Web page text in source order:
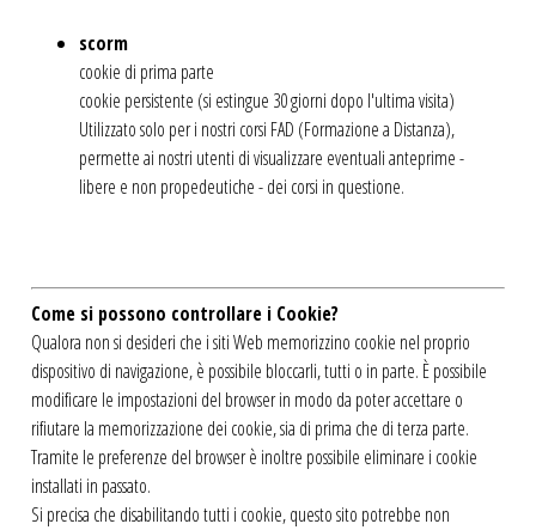
scorm
cookie di prima parte
cookie persistente (si estingue 30 giorni dopo l'ultima visita)
Utilizzato solo per i nostri corsi FAD (Formazione a Distanza),
permette ai nostri utenti di visualizzare eventuali anteprime -
libere e non propedeutiche - dei corsi in questione.
Come si possono controllare i Cookie?
Qualora non si desideri che i siti Web memorizzino cookie nel proprio
dispositivo di navigazione, è possibile bloccarli, tutti o in parte. È possibile
modificare le impostazioni del browser in modo da poter accettare o
rifiutare la memorizzazione dei cookie, sia di prima che di terza parte.
Tramite le preferenze del browser è inoltre possibile eliminare i cookie
installati in passato.
Si precisa che disabilitando tutti i cookie, questo sito potrebbe non